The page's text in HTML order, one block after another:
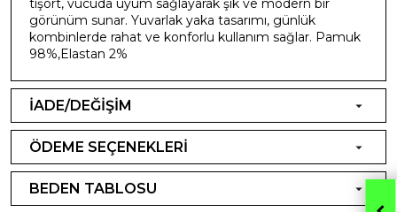
tişört, vücuda uyum sağlayarak şık ve modern bir
görünüm sunar. Yuvarlak yaka tasarımı, günlük
kombinlerde rahat ve konforlu kullanım sağlar. Pamuk
98%,Elastan 2%
İADE/DEĞİŞİM
ÖDEME SEÇENEKLERİ
BEDEN TABLOSU